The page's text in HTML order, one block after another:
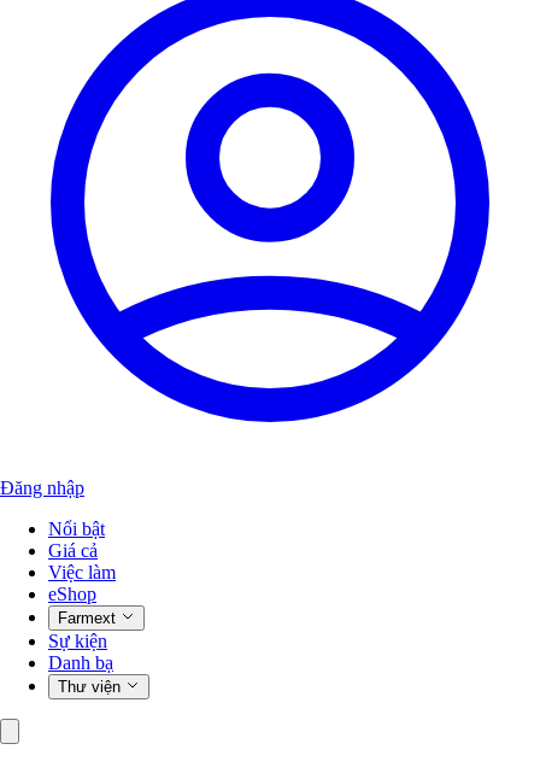
Đăng nhập
Nổi bật
Giá cả
Việc làm
eShop
Farmext
Sự kiện
Danh bạ
Thư viện